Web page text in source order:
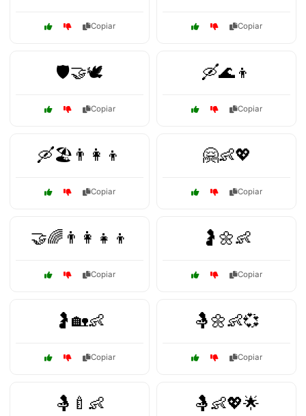
Copiar Copiar
🛡️🤝🕊️
Copiar
🛶🌊👦
Copiar
🛶🏖️👨‍👩‍👦
Copiar
🤗👶💖
Copiar
🤝🌈👨‍👩‍👧‍👦
Copiar
🤰🌼👶
Copiar
🤰🏡👶
Copiar
🤱🌼👶💞
Copiar
🤱🍼👶 🤱👶💖🌟